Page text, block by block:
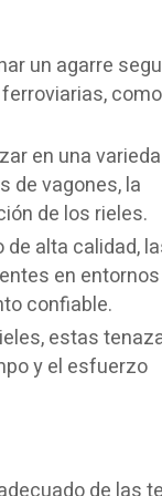
un agarre
como
en una
de vagones, la
de los rieles.
alta calidad,
en entornos
confiable.
estas
y el esfuerzo